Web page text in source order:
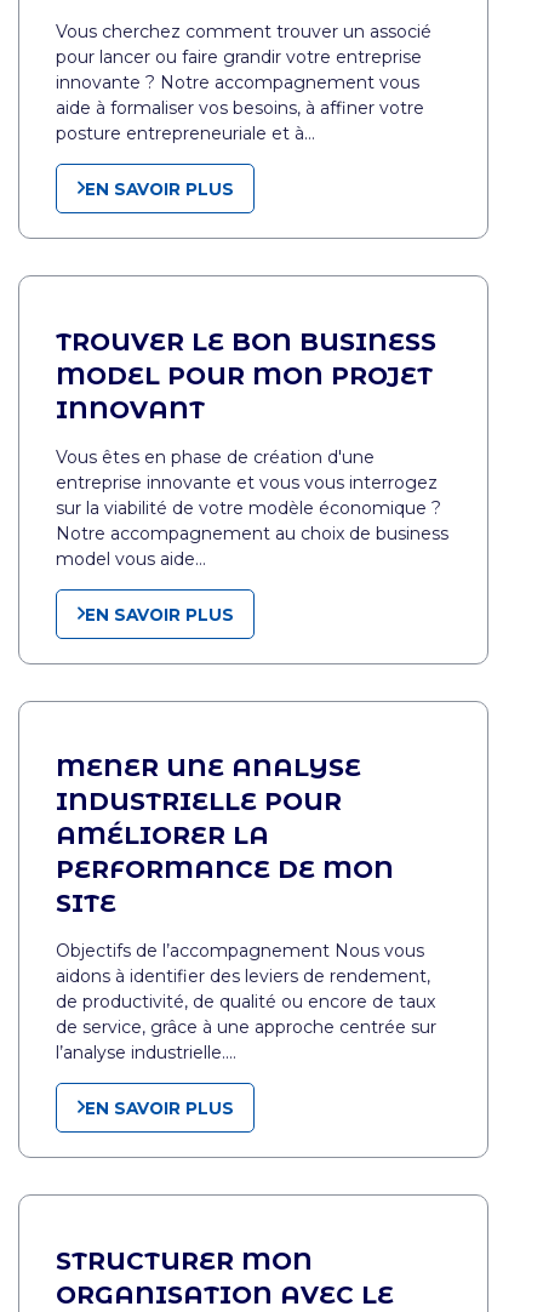
Vous cherchez comment trouver un associé
pour lancer ou faire grandir votre entreprise
innovante ? Notre accompagnement vous
aide à formaliser vos besoins, à affiner votre
posture entrepreneuriale et à…
EN SAVOIR PLUS
TROUVER LE BON BUSINESS
MODEL POUR MON PROJET
INNOVANT
Vous êtes en phase de création d'une
entreprise innovante et vous vous interrogez
sur la viabilité de votre modèle économique ?
Notre accompagnement au choix de business
model vous aide…
EN SAVOIR PLUS
MENER UNE ANALYSE
INDUSTRIELLE POUR
AMÉLIORER LA
PERFORMANCE DE MON
SITE
Objectifs de l’accompagnement Nous vous
aidons à identifier des leviers de rendement,
de productivité, de qualité ou encore de taux
de service, grâce à une approche centrée sur
l’analyse industrielle.…
EN SAVOIR PLUS
STRUCTURER MON
ORGANISATION AVEC LE